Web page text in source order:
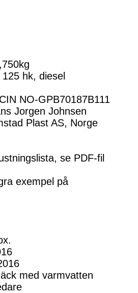
hk, diesel
NO-GPB70187B111
Jorgen Johnsen
Plast AS, Norge
se PDF-fil
exempel på
med varmvatten